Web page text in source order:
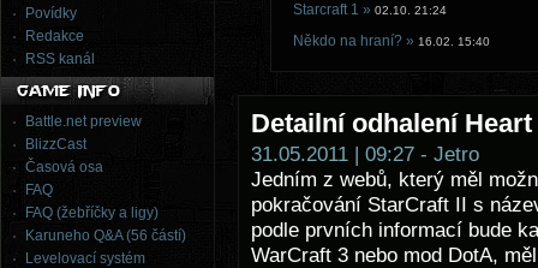
Povídky
Redakce
RSS kanál
Battle.net preview
BlizzCast
Časová osa
FAQ
FAQ (žebříčky a ligy)
Karuneho Q&A (56 částí)
Levelovací systém
Starcraft 1 » 02.10. 21:24
Někdo na hraní? » 16.02. 15:40
Detailní odhalení
31.05.2011 | 09:27 - Jetro
Jedním z webů, který měl
pokračování StarCraft II s
podle prvních informací bude
WarCraft 3 nebo mod DotA,